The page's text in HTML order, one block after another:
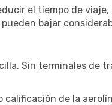
el tiempo de
bajar
Sin terminales de
calificación de la